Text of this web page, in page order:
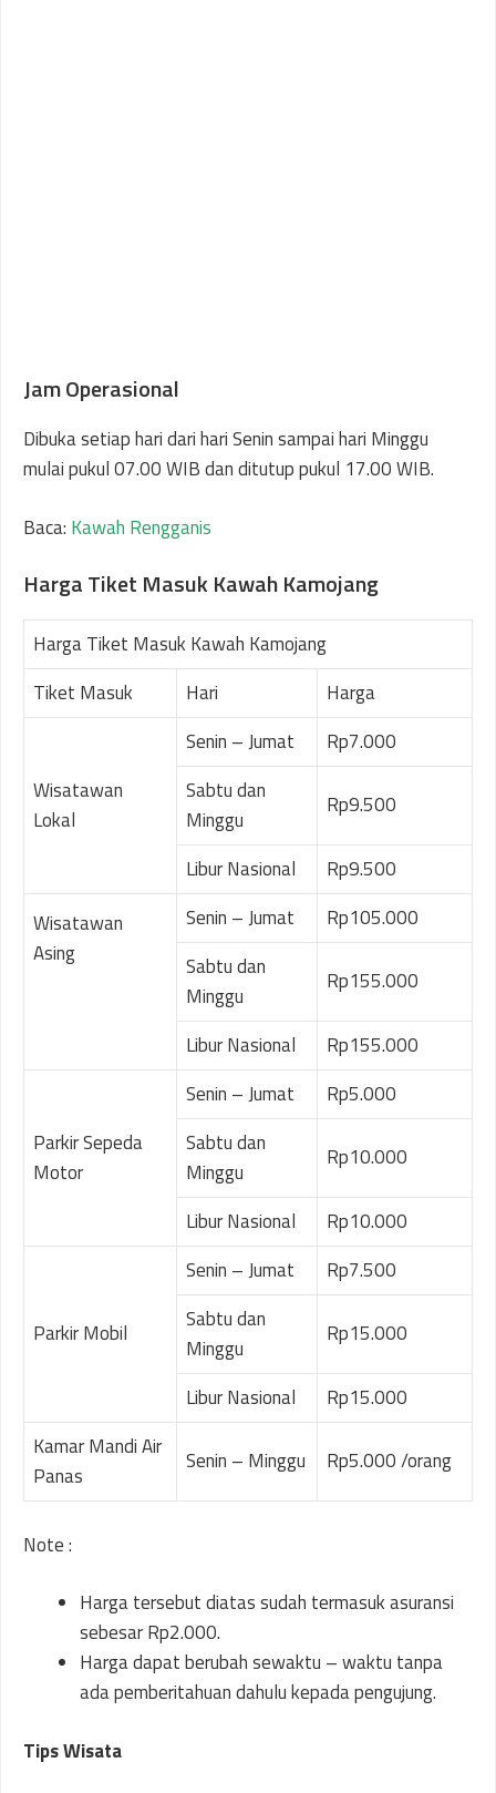
Jam Operasional
Dibuka setiap hari dari hari Senin sampai hari Minggu
mulai pukul 07.00 WIB dan ditutup pukul 17.00 WIB.
Baca: Kawah Rengganis
Harga Tiket Masuk Kawah Kamojang
Harga Tiket Masuk Kawah Kamojang
Tiket Masuk
Hari Harga
Wisatawan
Lokal
Senin – Jumat
Rp7.000
Sabtu dan
Minggu
Rp9.500
Libur Nasional
Rp9.500
Wisatawan
Asing
Senin – Jumat
Rp105.000
Sabtu dan
Minggu
Rp155.000
Libur Nasional Rp155.000
Parkir Sepeda
Motor
Senin – Jumat
Rp5.000
Sabtu dan
Minggu
Rp10.000
Libur Nasional Rp10.000
Parkir Mobil
Senin – Jumat
Rp7.500
Sabtu dan
Minggu
Rp15.000
Libur Nasional
Rp15.000
Kamar Mandi Air
Panas
Senin – Minggu Rp5.000 /orang
Note :
Harga tersebut diatas sudah termasuk asuransi
sebesar Rp2.000.
Harga dapat berubah sewaktu – waktu tanpa
ada pemberitahuan dahulu kepada pengujung.
Tips Wisata